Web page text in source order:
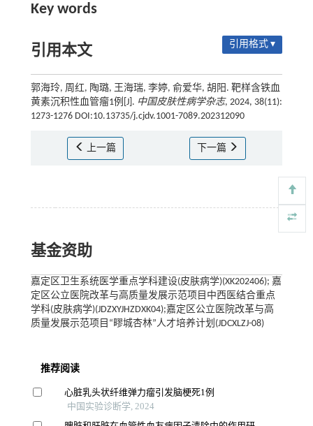
Key words
引用本文 引用格式 ▾
郭海玲, 周红, 陶璐, 王海瑞, 李婷, 俞爱华, 胡阳. 靶样含铁血
黄素沉积性血管瘤1例[J]. 中国皮肤性病学杂志, 2024, 38(11):
1273-1276 DOI:10.13735/j.cjdv.1001-7089.202312090
上一篇 下一篇
基金资助
嘉定区卫生系统医学重点学科建设(皮肤病学)(XK202406); 嘉
定区公立医院改革与高质量发展示范项目中西医结合重点
学科(皮肤病学)(JDZXYJHZDXK04);嘉定区公立医院改革与高
质量发展示范项目“疁城杏林”人才培养计划(JDCXLZJ-08)